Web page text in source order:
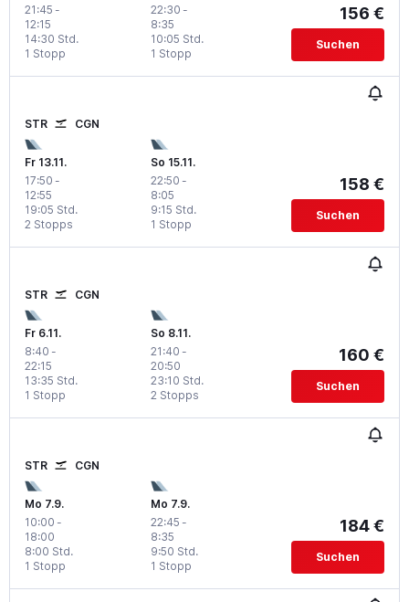
21:45 -
12:15
1 Stopp
14:30 Std.
22:30 -
8:35
1 Stopp
10:05 Std.
156 €
Suchen
STR CGN
Fr 13.11.
17:50 -
12:55
2 Stopps
19:05 Std.
So 15.11.
22:50 -
8:05
1 Stopp
9:15 Std.
158 €
Suchen
STR CGN
Fr 6.11.
8:40 -
22:15
1 Stopp
13:35 Std.
So 8.11.
21:40 -
20:50
2 Stopps
23:10 Std.
160 €
Suchen
STR CGN
Mo 7.9.
10:00 -
18:00
1 Stopp
8:00 Std.
Mo 7.9.
22:45 -
8:35
1 Stopp
9:50 Std.
184 €
Suchen